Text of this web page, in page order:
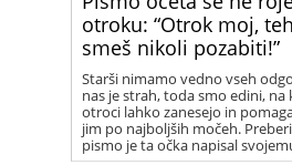
otroku: “Otrok moj,
smeš nikoli pozabiti!”
Starši nimamo vedno vseh
nas je strah, toda smo edini, na
otroci lahko zanesejo in
jim po najboljših močeh.
pismo je ta očka napisal